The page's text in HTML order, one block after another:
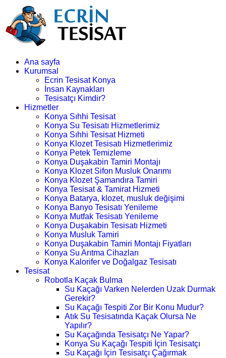
Ana sayfa
Kurumsal
Ecrin Tesisat Konya
İnsan Kaynakları
Tesisatçı Kimdir?
Hizmetler
Konya Sıhhi Tesisat
Konya Su Tesisatı Hizmetlerimiz
Konya Sıhhi Tesisat Hizmeti
Konya Klozet Tesisatı Hizmetlerimiz
Konya Petek Temizleme
Konya Duşakabin Tamiri Montajı
Konya Klozet Sifon Musluk Onarımı
Konya Klozet Şamandıra Tamiri
Konya Tesisat & Tamirat Hizmeti
Konya Batarya, klozet, musluk değişimi
Konya Banyo Tesisatı Yenileme
Konya Mutfak Tesisatı Yenileme
Konya Duşakabin Tesisatı Hizmeti
Konya Musluk Tamiri
Konya Duşakabin Tamiri Montajı Fiyatları
Konya Su Arıtma Cihazları
Konya Kalorifer ve Doğalgaz Tesisatı
Tesisat
Robotla Kaçak Bulma
Su Kaçağı Varken Nelerden Uzak Durmak
Gerekir?
Su Kaçağı Tespiti Zor Bir Konu Mudur?
Atık Su Tesisatında Kaçak Olursa Ne
Yapılır?
Su Kaçağında Tesisatçı Ne Yapar?
Konya Su Kaçağı Tespiti İçin Tesisatçı
Su Kaçağı İçin Tesisatçı Çağırmak